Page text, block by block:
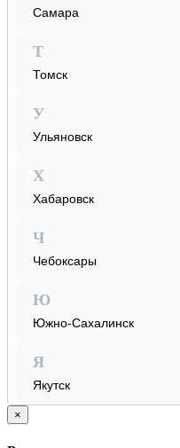
Самара
Т
Томск
У
Ульяновск
Х
Хабаровск
Ч
Чебоксары
Ю
Южно-Сахалинск
Я
Якутск
×